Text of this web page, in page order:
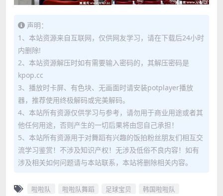
声明：
1、本站资源来自互联网，仅供网友学习，请在下载后24小时
内删除!
2、本站资源解压时如有需要输入密码的，其解压密码是
kpop.cc
3、播放时卡屏、有色块、无画面时请安装potplayer播放
器，推荐使用终极解码或完美解码。
4、本站所有资源仅供学习与参考，请勿用于商业用途或者其
他任何用途，否则产生的一切后果将由您自己承担！
5、本站所有资源用于对舞蹈有兴趣的饭拍粉丝朋友们相互交
流学习鉴赏！不涉及知识产权！无涉及低俗不良内容！如有
涉及相关如何问题请与本站联系，本站将删除相关内容。
啦啦队 啦啦队舞蹈 足球宝贝
韩国啦啦队